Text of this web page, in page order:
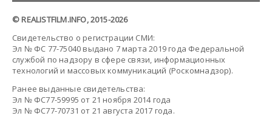
© REALISTFILM.INFO, 2015-2026
Свидетельство о регистрации СМИ:
Эл № ФС 77-75040 выдано 7 марта 2019 года Федеральной
службой по надзору в сфере связи, информационных
технологий и массовых коммуникаций (Роскомнадзор).
Ранее выданные свидетельства:
Эл № ФС77-59995 от 21 ноября 2014 года
Эл № ФС77-70731 от 21 августа 2017 года.